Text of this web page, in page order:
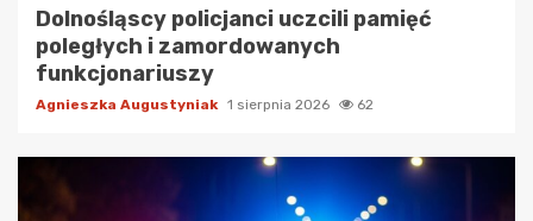
Dolnośląscy policjanci uczcili pamięć
poległych i zamordowanych
funkcjonariuszy
Agnieszka Augustyniak 1 sierpnia 2026 62